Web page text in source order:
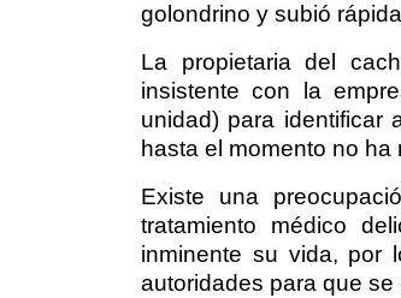
golondrino y subió
La propietaria del
insistente con la
unidad) para identificar
hasta el momento no
Existe una
tratamiento médico
inminente su vida, por
autoridades para que